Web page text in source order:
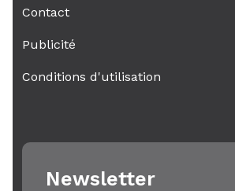
Contact
Publicité
Conditions d'utilisation
Newsletter